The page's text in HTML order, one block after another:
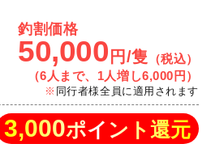
釣割価格
50,000 円/隻
（税込）
（6人まで、1人増し6,000円）
同行者様全員に適用されます
3,000ポイント還元